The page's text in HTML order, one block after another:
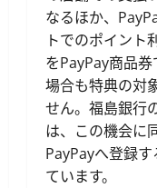
なるほか、
トでのポイント
をPayPay商品
場合も特典の対
せん。福島銀行
は、この機会に
PayPayへ登録
ています。